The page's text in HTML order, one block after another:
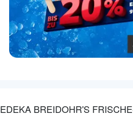
EDEKA BREIDOHR'S